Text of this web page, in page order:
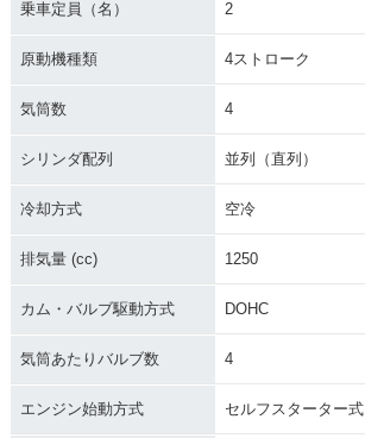
乗車定員（名） 2
原動機種類 4ストローク
気筒数 4
シリンダ配列 並列（直列）
冷却方式 空冷
排気量 (cc) 1250
カム・バルブ駆動方式 DOHC
気筒あたりバルブ数 4
エンジン始動方式 セルフスターター式